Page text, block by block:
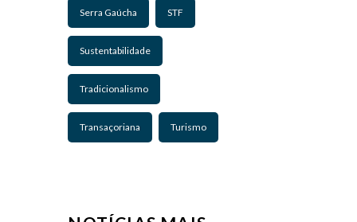
Serra Gaúcha STF
Sustentabilidade
Tradicionalismo
Transaçoriana Turismo